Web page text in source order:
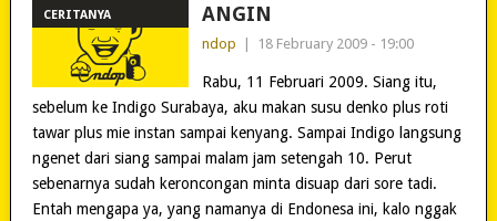
CERITANYA
ANGIN
ndop 18 February 2009 - 19:00
Rabu, 11 Februari 2009. Siang itu,
sebelum ke Indigo Surabaya, aku makan susu denko plus roti
tawar plus mie instan sampai kenyang. Sampai Indigo langsung
ngenet dari siang sampai malam jam setengah 10. Perut
sebenarnya sudah keroncongan minta disuap dari sore tadi.
Entah mengapa ya, yang namanya di Endonesa ini, kalo nggak